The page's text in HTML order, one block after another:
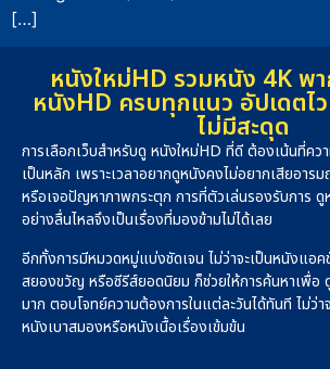
[…]
หนังใหม่HD รวมหนัง 4K พ
หนังHD ครบทุกแนว อัปเดตไ
ไม่มีสะดุด
การเลือกเว็บสำหรับดู หนังใหม่HD ที่ดี ต้องเน้นที่คว
เป็นหลัก เพราะเวลาอยากดูหนังคงไม่อยากเสียอาร
หรือเจอปัญหาภาพกระตุก การที่ตัวเล่นรองรับการ
อย่างลื่นไหลจึงเป็นเรื่องที่มองข้ามไม่ได้เลย
อีกทั้งการมีหมวดหมู่แบ่งชัดเจน ไม่ว่าจะเป็นหนังแอ
สยองขวัญ หรือซีรีส์ยอดนิยม ก็ช่วยให้การค้นหาเพื่อ
มาก ตอบโจทย์ความต้องการในแต่ละวันได้ทันที ไม่ว่
หนังเบาสมองหรือหนังเนื้อเรื่องเข้มข้น